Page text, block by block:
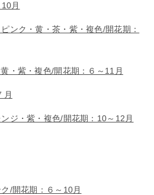
月
ンク・黄・茶・紫・複色/開花期：
・紫・複色/開花期：６～11月
月
ジ・紫・複色/開花期：10～12月
/開花期：６～10月